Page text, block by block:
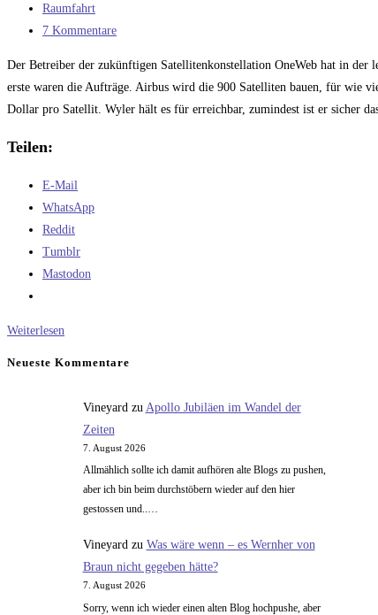
veröffentlicht:
Beitrags-
Kategorie:
Raumfahrt
Beitrags-
7 Kommentare
Der Betreiber der zukünftigen Satellitenkonstellation OneWeb hat in der
erste waren die Aufträge. Airbus wird die 900 Satelliten bauen, für wie
Dollar pro Satellit. Wyler hält es für erreichbar, zumindest ist er sicher
Teilen:
E-Mail
WhatsApp
Reddit
Tumblr
Mastodon
Weiterlesen
Neueste Kommentare
Vineyard zu Apollo Jubiläen im Wandel der
Zeiten
7. August 2026
Allmählich sollte ich damit aufhören alte Blogs zu pushen,
aber ich bin beim durchstöbern wieder auf den hier
gestossen und..…
Vineyardzu Was wäre wenn – es Wernher von
Braun nicht gegeben hätte?
7. August 2026
Sorry, wenn ich wieder einen alten Blog hochpushe, aber